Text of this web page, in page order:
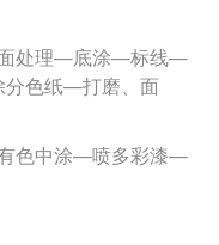
面处理—底涂—标线—
分色纸—打磨、面
色中涂—喷多彩漆—